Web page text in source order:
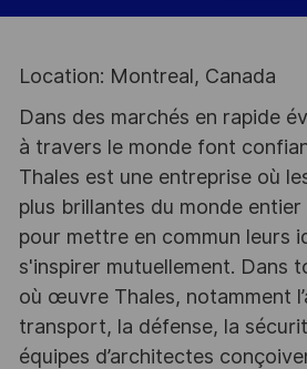
Location: Montreal, Canada
Dans des marchés en rapide
à travers le monde font
Thales est une entreprise où
plus brillantes du monde
pour mettre en commun leurs
s'inspirer mutuellement. Dans
où œuvre Thales, notamment
transport, la défense, la
équipes d’architectes